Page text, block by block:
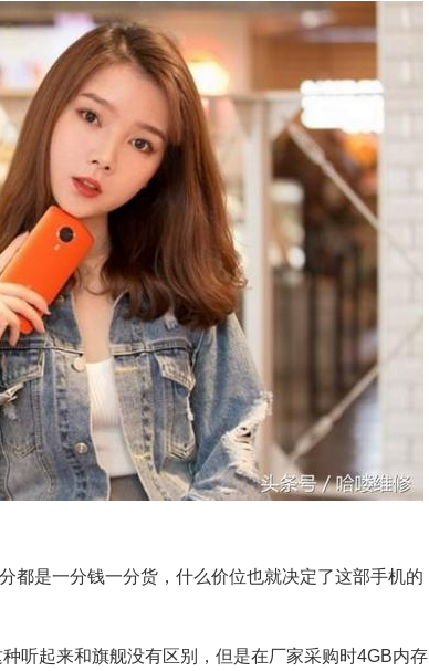
都是一分钱一分货，什么价位也就决定了这部手机的
听起来和旗舰没有区别，但是在厂家采购时4GB内存